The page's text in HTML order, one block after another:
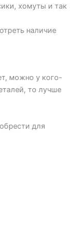
хомуты и так
наличие
можно у кого-
то лучше
для